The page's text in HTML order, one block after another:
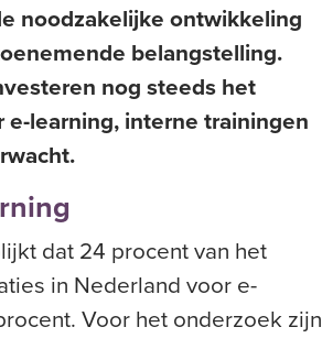
noodzakelijke ontwikkeling
belangstelling.
nog steeds het
learning, interne trainingen
dat 24 procent van het
in Nederland voor e-
Voor het onderzoek zijn